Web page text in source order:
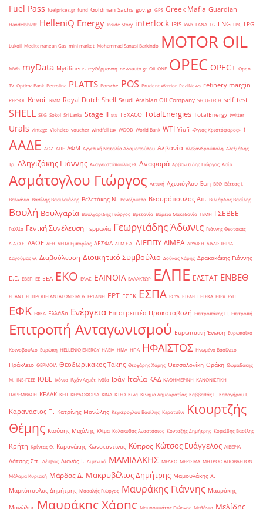
Fuel Pass fuelprices.gr fund Goldman Sachs gov.gr GPS Greek Mafia Guardian
Handelsblatt HelleniQ Energy Inside Story interlock IRIS kWh LANA LG LNG LPC LPG
Lukoil Mediterranean Gas mini market Mohammad Sanusi Barkindo MOTOR OIL
MWh myData Mytilineos myΘέρμανση newsauto.gr OIL ONE OPEC OPEC+ Open
TV Optima Bank Petrolina PLATTS Porsche POS Prudent Warrior RealNews refinery margin
REPSOL Revoil RMM Royal Dutch Shell Saudi Arabian Oil Company SECU-TECH self-test
SHELL SKG Sokol Sri Lanka Stage II sts TEXACO TotalEnergies TotalEnergy twitter
Urals vintage Viohalco voucher windfall tax WOOD World Bank WTI Yiufi «Άγιος Χριστόφορος» ΄1
ΑΑΔΕ ΑΟΖ ΑΠΕ ΑΦΜ Αγγελική Ναταλία Αδαμοπούλου Αλβανία Αλεξανδρούπολη Αλεξιάδης
Τρ. Αληγιζάκης Γιάννης Αναγνωστόπουλος Θ. Αναφορά Αρβανιτίδης Γιώργος Ασία
Ασμάτογλου Γιώργος Αττική Αχτσιόγλου Έφη ΒΕΘ Βέττας Ι.
Βαλκάνια Βασίλης Βασιλειάδης Βελετάκης Ν. Βενεζουέλα Βεσυρόπουλος Απ. Βιλιάρδος Βασίλης
Βουλή Βουλγαρία Βουλγαρίδης Γιώργος Βρετανία Βόρεια Μακεδονία ΓΕΜΗ ΓΣΕΒΕΕ
Γαλλία Γενική Συνέλευση Γερμανία Γεωργιάδης Άδωνις Γιάννης Θεοτοκάς
Δ.Α.Ο.Ε. ΔΑΟΕ ΔΕΗ ΔΕΠΑ Εμπορίας ΔΕΣΦΑ ΔΙ.Μ.Ε.Α. ΔΙΕΠΠΥ ΔΙΜΕΑ ΔΙΥΛΙΣΗ ΔΙΥΛΙΣΤΗΡΙΑ
Δαγούμας Θ. Διαβούλευση Διοικητικό Συμβούλιο Δούκας Χάρης Δρακακάκης Γιάννης
Ε.Ε. ΕΒΕΠ ΕΕ ΕΕΑ ΕΚΟ ΕΛΑΣ ΕΛΙΝΟΙΛ ΕΛΛΑΚΤΩΡ ΕΛΠΕ ΕΛΣΤΑΤ ΕΝΒΕΘ
ΕΠΑΝΤ ΕΠΙΤΡΟΠΗ ΑΝΤΑΓΩΝΙΣΜΟΥ ΕΡΓΑΝΗ ΕΡΤ ΕΣΕΚ ΕΣΠΑ ΕΣΥΔ ΕΤΕΑΕΠ ΕΤΕΚΑ ΕΤΕπ ΕΥΠ
ΕΦΚ ΕΦΚΑ Ελλάδα Ενέργεια Επιστρεπτέα Προκαταβολή Επιτροπάκης Π. Επιτροπή
Επιτροπή Ανταγωνισμού Ευρωπαϊκή Ένωση Ευρωπαϊκό
Κοινοβούλιο Ευρώπη ΗELLENiQ ENERGY ΗΛΕΙΑ ΗΜΑ ΗΠΑ ΗΦΑΙΣΤΟΣ Ηνωμένο Βασίλειο
Ηράκλειο ΘΕΡΜΟΙΛ Θεοδωρικάκος Τάκης Θεοχάρης Χάρης Θεσσαλονίκη Θράκη Θωμαδάκης
Μ. ΙΝΕ-ΓΣΕΕ ΙΟΒΕ Ικόνιο Ιλχάν Αχμέτ Ινδία Ιράν Ιταλία ΚΑΔ ΚΑΘΗΜΕΡΙΝΗ ΚΑΝΟΝΙΣΤΙΚΗ
ΠΑΡΕΜΒΑΣΗ ΚΕΔΑΚ ΚΕΠ ΚΕΡΔΟΦΟΡΙΑ ΚΙΝΑ ΚΤΕΟ Κίνα Κίνημα Δημοκρατίας Καββαθάς Γ. Καλογήρου Ι.
Καρανάσιος Π. Κατρίνης Μανώλης Κεγκέρογλου Βασίλης Κερατσίνι
Κιουρτζής
Θέμης Κιούσης Μιχάλης Κλίμα Κολοκυθάς Αναστάσιος Κονταξής Δημήτρης Κορκίδης Βασίλης
Κρήτη Κρίντας Θ. Κυρανάκης Κωνσταντίνος Κύπρος Κώτσος Ευάγγελος ΛΙΒΕΡΙΑ
Λάτσης Σπ. Λέσβος Λιανός Ι. Λιμενικό ΜΑΜΙΔΑΚΗΣ ΜΕΛΚΟ ΜΕΡΙΣΜΑ ΜΗΤΡΩΟ ΑΠΟΒΛΗΤΩΝ
Μάλαμα Κυριακή Μάρδας Δ. Μακρυβέλιος Δημήτρης Μαμουλάκης Χ.
Μαρκόπουλος Δημήτρης Μασαλής Γιώργος Μαυράκης Γιάννης Μαυράκης
Μαυράκης Χάρης Μαυρομμάτης Γιώργος Μεθάνιο Μελίδης